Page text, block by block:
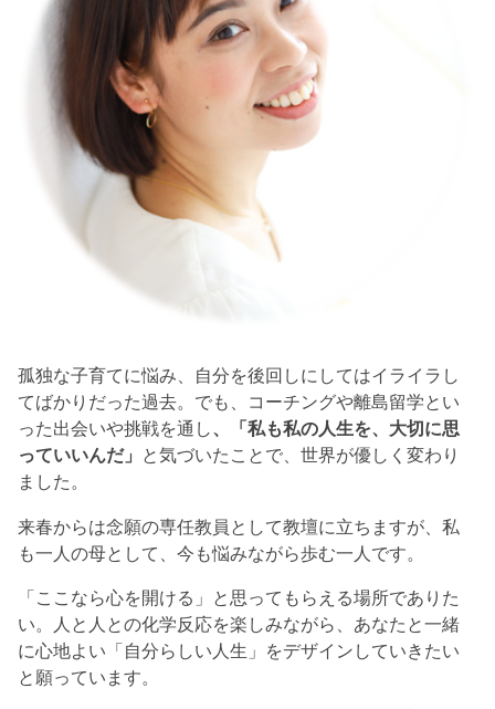
孤独な子育てに悩み、自分を後回しにしてはイライラし
てばかりだった過去。でも、コーチングや離島留学とい
った出会いや挑戦を通し、「私も私の人生を、大切に思
っていいんだ」 と気づいたことで、世界が優しく変わり
ました。
来春からは念願の専任教員として教壇に立ちますが、私
も一人の母として、今も悩みながら歩む一人です。
「ここなら心を開ける」と思ってもらえる場所でありた
い。人と人との化学反応を楽しみながら、あなたと一緒
に心地よい「自分らしい人生」をデザインしていきたい
と願っています。